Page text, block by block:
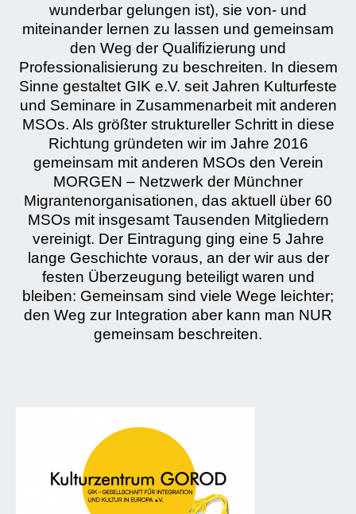
wunderbar gelungen ist), sie von- und
miteinander lernen zu lassen und gemeinsam
den Weg der Qualifizierung und
Professionalisierung zu beschreiten. In diesem
Sinne gestaltet GIK e.V. seit Jahren Kulturfeste
und Seminare in Zusammenarbeit mit anderen
MSOs. Als größter struktureller Schritt in diese
Richtung gründeten wir im Jahre 2016
gemeinsam mit anderen MSOs den Verein
MORGEN – Netzwerk der Münchner
Migrantenorganisationen, das aktuell über 60
MSOs mit insgesamt Tausenden Mitgliedern
vereinigt. Der Eintragung ging eine 5 Jahre
lange Geschichte voraus, an der wir aus der
festen Überzeugung beteiligt waren und
bleiben: Gemeinsam sind viele Wege leichter;
den Weg zur Integration aber kann man NUR
gemeinsam beschreiten.